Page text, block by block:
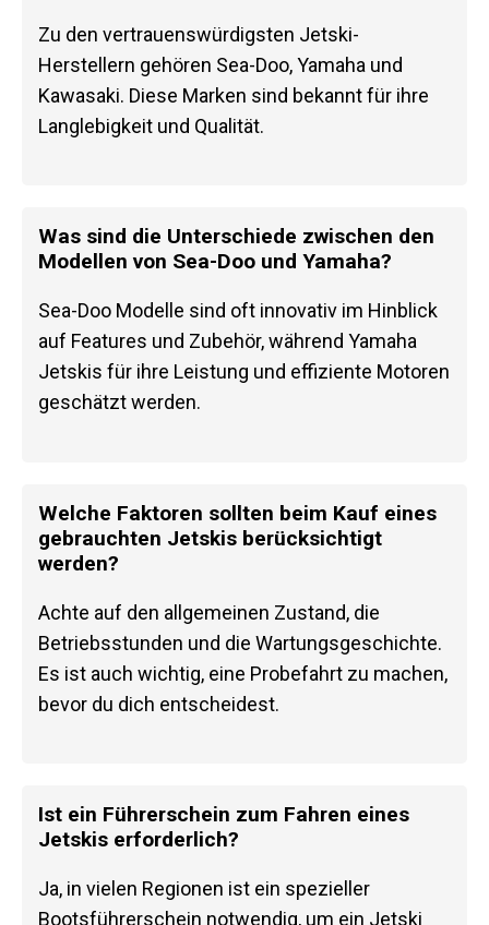
Zu den vertrauenswürdigsten Jetski-
Herstellern gehören Sea-Doo, Yamaha und
Kawasaki. Diese Marken sind bekannt für ihre
Langlebigkeit und Qualität.
Was sind die Unterschiede zwischen den
Modellen von Sea-Doo und Yamaha?
Sea-Doo Modelle sind oft innovativ im Hinblick
auf Features und Zubehör, während Yamaha
Jetskis für ihre Leistung und effiziente Motoren
geschätzt werden.
Welche Faktoren sollten beim Kauf eines
gebrauchten Jetskis berücksichtigt
werden?
Achte auf den allgemeinen Zustand, die
Betriebsstunden und die Wartungsgeschichte.
Es ist auch wichtig, eine Probefahrt zu machen,
bevor du dich entscheidest.
Ist ein Führerschein zum Fahren eines
Jetskis erforderlich?
Ja, in vielen Regionen ist ein spezieller
Bootsführerschein notwendig, um ein Jetski